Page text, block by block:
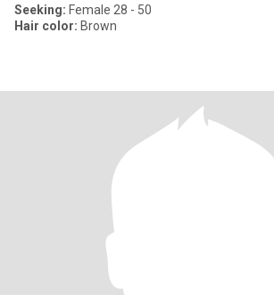
Seeking: Female 28 - 50
Hair color: Brown